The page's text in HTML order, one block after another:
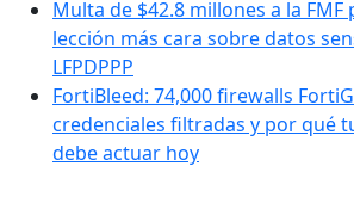
Multa de $42.8 millones a la FMF
lección más cara sobre datos
LFPDPPP
FortiBleed: 74,000 firewalls
credenciales filtradas y por qué
debe actuar hoy